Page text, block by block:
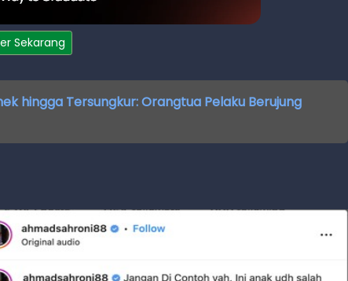
Sekarang
hingga Tersungkur: Orangtua Pelaku Berujung